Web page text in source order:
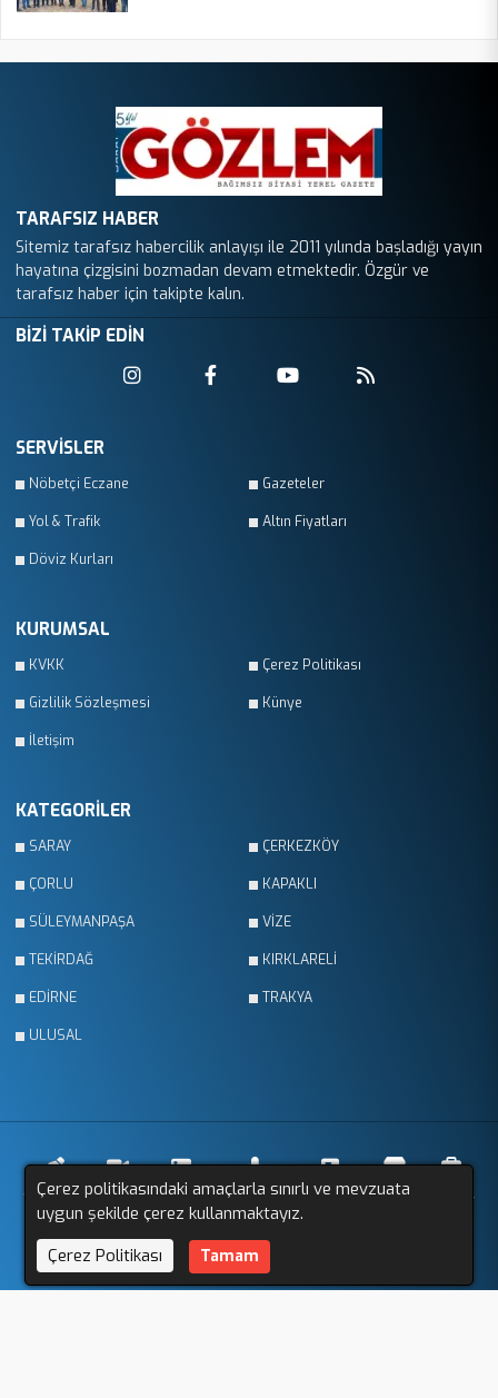
TARAFSIZ HABER
Sitemiz tarafsız habercilik anlayışı ile 2011 yılında başladığı yayın
hayatına çizgisini bozmadan devam etmektedir. Özgür ve
tarafsız haber için takipte kalın.
BİZİ TAKİP EDİN
SERVİSLER
Nöbetçi Eczane Gazeteler
Yol & Trafik Altın Fiyatları
Döviz Kurları
KURUMSAL
KVKK Çerez Politikası
Gizlilik Sözleşmesi Künye
İletişim
KATEGORİLER
SARAY ÇERKEZKÖY
ÇORLU KAPAKLI
SÜLEYMANPAŞA VİZE
TEKİRDAĞ KIRKLARELİ
EDİRNE TRAKYA
ULUSAL
YazarlarVideolarGalerilerRöportajlar AnketlerFirmalar İlanlar
Resmi İlanlarSitemap
Çerez politikasındaki amaçlarla sınırlı ve mevzuata
uygun şekilde çerez kullanmaktayız.
Çerez Politikası
Tamam